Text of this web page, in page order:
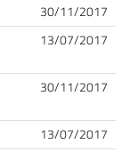
30/11/2017
13/07/2017
30/11/2017
13/07/2017